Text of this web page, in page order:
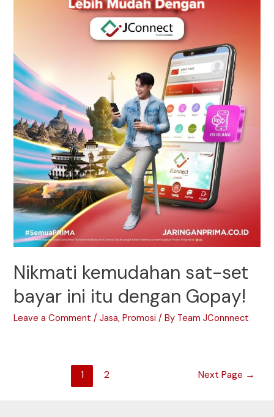
Nikmati kemudahan sat-set
bayar ini itu dengan Gopay!
Leave a Comment /Jasa,Promosi / By Team JConnnect
1 2 Next Page →